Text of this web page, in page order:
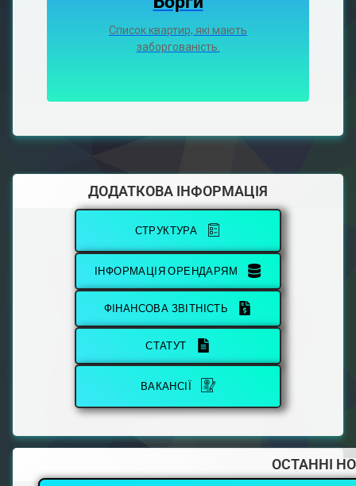
Список квартир, які мають
заборгованість.
ДОДАТКОВА ІНФОРМАЦІЯ
СТРУКТУРА
ІНФОРМАЦІЯ ОРЕНДАРЯМ
ФІНАНСОВА ЗВІТНІСТЬ
СТАТУТ
ВАКАНСІЇ
ОСТАННІ